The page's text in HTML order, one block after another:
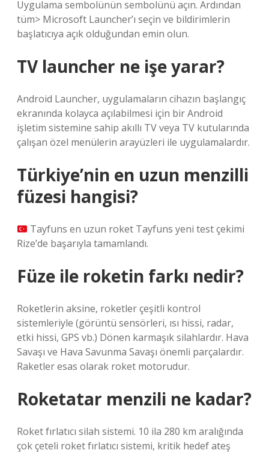
Uygulama sembolünün sembolünü açın. Ardından
tüm> Microsoft Launcher’ı seçin ve bildirimlerin
başlatıcıya açık olduğundan emin olun.
TV launcher ne işe yarar?
Android Launcher, uygulamaların cihazın başlangıç ​​
ekranında kolayca açılabilmesi için bir Android
işletim sistemine sahip akıllı TV veya TV kutularında
çalışan özel menülerin arayüzleri ile uygulamalardır.
Türkiye’nin en uzun menzilli
füzesi hangisi?
Tayfuns en uzun roket Tayfuns yeni test çekimi
Rize’de başarıyla tamamlandı.
Füze ile roketin farkı nedir?
Roketlerin aksine, roketler çeşitli kontrol
sistemleriyle (görüntü sensörleri, ısı hissi, radar,
etki hissi, GPS vb.) Dönen karmaşık silahlardır. Hava
Savaşı ve Hava Savunma Savaşı önemli parçalardır.
Raketler esas olarak roket motorudur.
Roketatar menzili ne kadar?
Roket fırlatıcı silah sistemi. 10 ila 280 km aralığında
çok çeteli roket fırlatıcı sistemi, kritik hedef ateş